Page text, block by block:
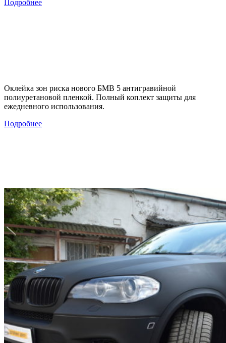
Подробнее
Оклейка зон риска нового БМВ 5 антигравийной
полиуретановой пленкой. Полный коплект защиты для
ежедневного использования.
Подробнее